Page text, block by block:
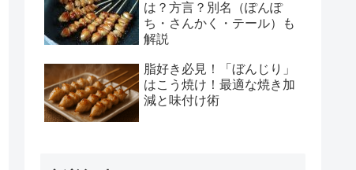
は？方言？別名（ぽんぽ
ち・さんかく・テール）も
解説
脂好き必見！「ぼんじり」
はこう焼け！最適な焼き加
減と味付け術